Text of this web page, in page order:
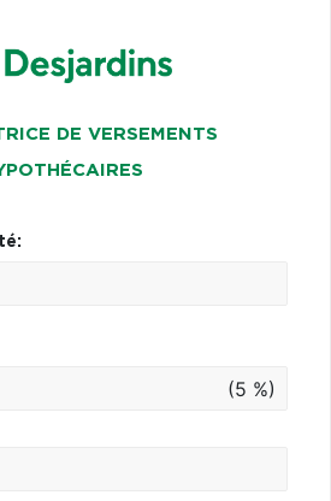
DE VERSEMENTS
(5 %)